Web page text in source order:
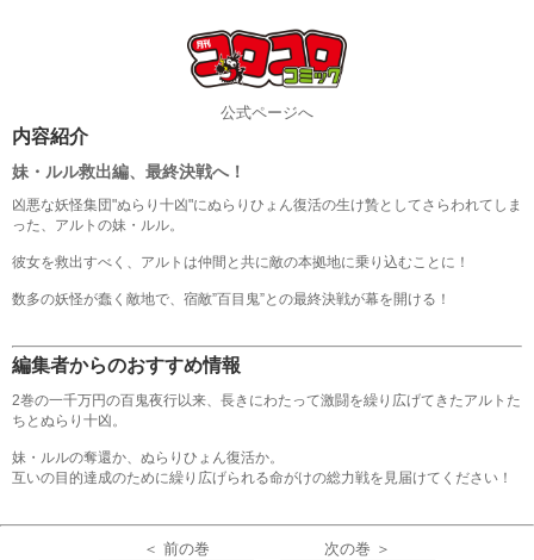
公式ページへ
内容紹介
妹・ルル救出編、最終決戦へ！
凶悪な妖怪集団"ぬらり十凶"にぬらりひょん復活の生け贄としてさらわれてしま
った、アルトの妹・ルル。
彼女を救出すべく、アルトは仲間と共に敵の本拠地に乗り込むことに！
数多の妖怪が蠢く敵地で、宿敵”百目鬼”との最終決戦が幕を開ける！
編集者からのおすすめ情報
2巻の一千万円の百鬼夜行以来、長きにわたって激闘を繰り広げてきたアルトた
ちとぬらり十凶。
妹・ルルの奪還か、ぬらりひょん復活か。
互いの目的達成のために繰り広げられる命がけの総力戦を見届けてください！
＜ 前の巻 次の巻 ＞